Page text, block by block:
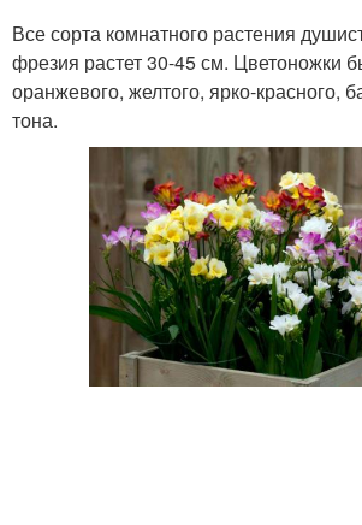
Все сорта комнатного растения
фрезия растет 30-45 см. Цветоножки
оранжевого, желтого, ярко-красного,
тона.